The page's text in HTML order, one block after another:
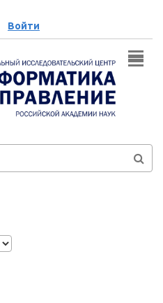
Войти